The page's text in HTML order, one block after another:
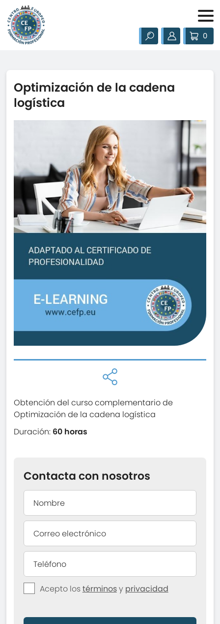
0
Optimización de la cadena
logística
Obtención del curso complementario de
Optimización de la cadena logística
Duración: 60 horas
Contacta con nosotros
Acepto lostérminosy privacidad